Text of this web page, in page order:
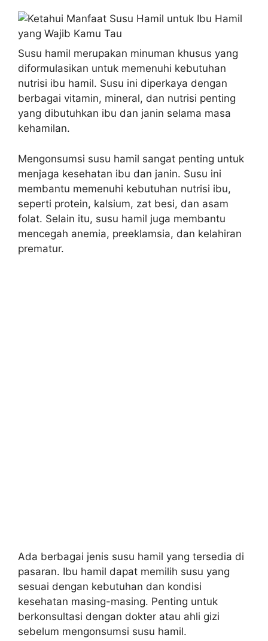
Susu hamil merupakan minuman khusus yang
diformulasikan untuk memenuhi kebutuhan
nutrisi ibu hamil. Susu ini diperkaya dengan
berbagai vitamin, mineral, dan nutrisi penting
yang dibutuhkan ibu dan janin selama masa
kehamilan.
Mengonsumsi susu hamil sangat penting untuk
menjaga kesehatan ibu dan janin. Susu ini
membantu memenuhi kebutuhan nutrisi ibu,
seperti protein, kalsium, zat besi, dan asam
folat. Selain itu, susu hamil juga membantu
mencegah anemia, preeklamsia, dan kelahiran
prematur.
Ada berbagai jenis susu hamil yang tersedia di
pasaran. Ibu hamil dapat memilih susu yang
sesuai dengan kebutuhan dan kondisi
kesehatan masing-masing. Penting untuk
berkonsultasi dengan dokter atau ahli gizi
sebelum mengonsumsi susu hamil.